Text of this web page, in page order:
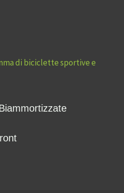
di biciclette sportive e